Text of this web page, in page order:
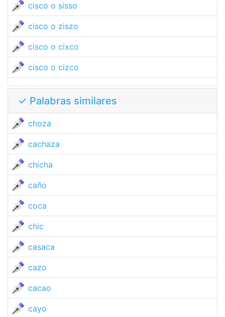
cisco o sisso
cisco o ziszo
cisco o cixco
cisco o cizco
✓ Palabras similares
choza
cachaza
chicha
caño
coca
chic
casaca
cazo
cacao
cayo